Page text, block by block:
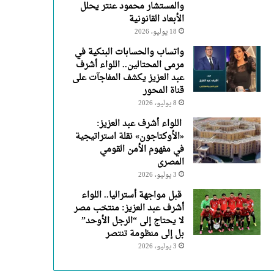
والمستشار محمود عنتر يحلل
الأبعاد القانونية
18 يوليو، 2026
واتساب والحسابات البنكية في
مرمى المحتالين.. اللواء أشرف
عبد العزيز يكشف المفاجآت على
قناة المحور
8 يوليو، 2026
اللواء أشرف عبد العزيز:
«الأوكتاجون» نقلة استراتيجية
في مفهوم الأمن القومي
المصرى
3 يوليو، 2026
قبل مواجهة أستراليا.. اللواء
أشرف عبد العزيز: منتخب مصر
لا يحتاج إلى “الرجل الأوحد”
بل إلى منظومة تنتصر
3 يوليو، 2026